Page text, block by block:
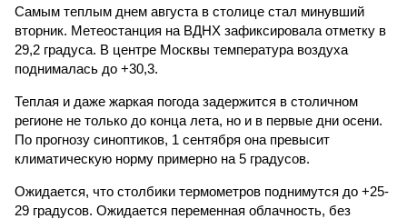
Самым теплым днем августа в столице стал минувший
вторник. Метеостанция на ВДНХ зафиксировала отметку в
29,2 градуса. В центре Москвы температура воздуха
поднималась до +30,3.
Теплая и даже жаркая погода задержится в столичном
регионе не только до конца лета, но и в первые дни осени.
По прогнозу синоптиков, 1 сентября она превысит
климатическую норму примерно на 5 градусов.
Ожидается, что столбики термометров поднимутся до +25-
29 градусов. Ожидается переменная облачность, без